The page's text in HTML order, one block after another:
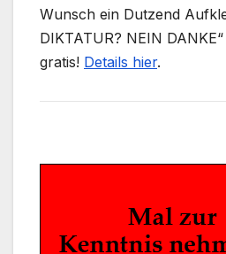
Wunsch ein Dutzend
DIKTATUR? NEIN
gratis! Details hier.